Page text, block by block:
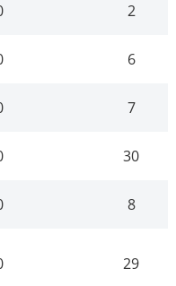
2
6
7
30
8
29